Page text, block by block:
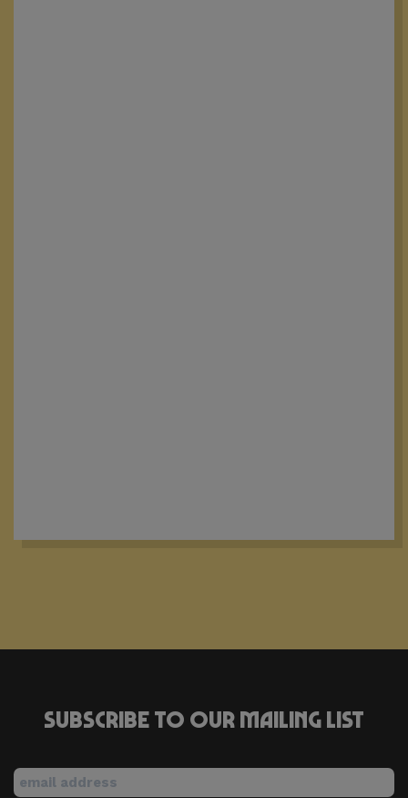
Subscribe to our mailing list